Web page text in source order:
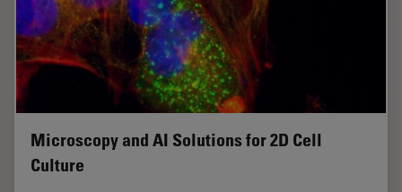
Microscopy and AI Solutions for 2D Cell
Culture